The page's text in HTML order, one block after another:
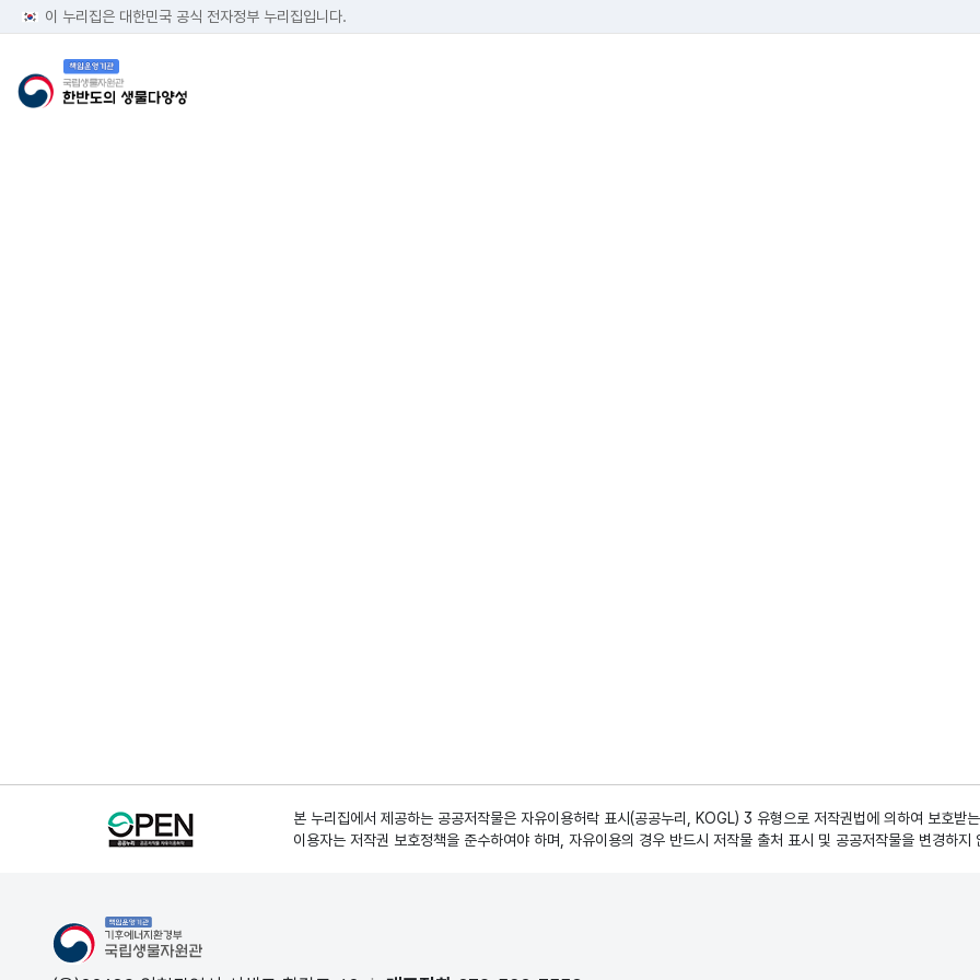
이 누리집은 대한민국 공식 전자정부 누리집입니다.
본 누리집에서 제공하는 공공저작물은 자유이용허락 표시(공공누리, KOGL) 3 유형으로 저작권법에 의하여 보호받
이용자는 저작권 보호정책을 준수하여야 하며, 자유이용의 경우 반드시 저작물 출처 표시 및 공공저작물을 변경하지